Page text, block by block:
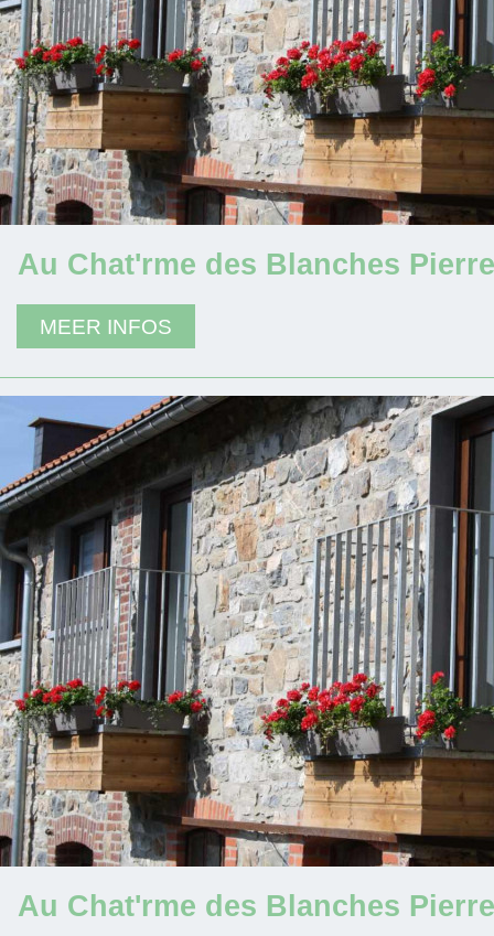
Au Chat'rme des Blanches
MEER INFOS
Au Chat'rme des Blanches